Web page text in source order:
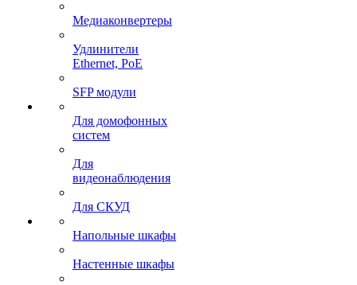
Медиаконвертеры
Удлинители
Ethernet, PoE
SFP модули
Для домофонных
систем
Для
видеонаблюдения
Для СКУД
Напольные шкафы
Настенные шкафы